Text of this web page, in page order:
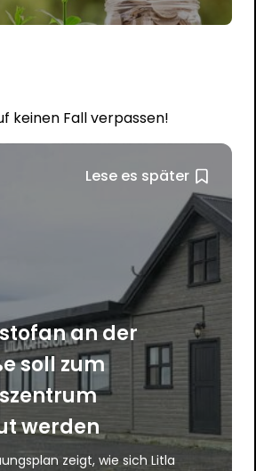
keinen Fall verpassen!
Lese es später
an der
soll zum
werden
zeigt, wie sich Litla